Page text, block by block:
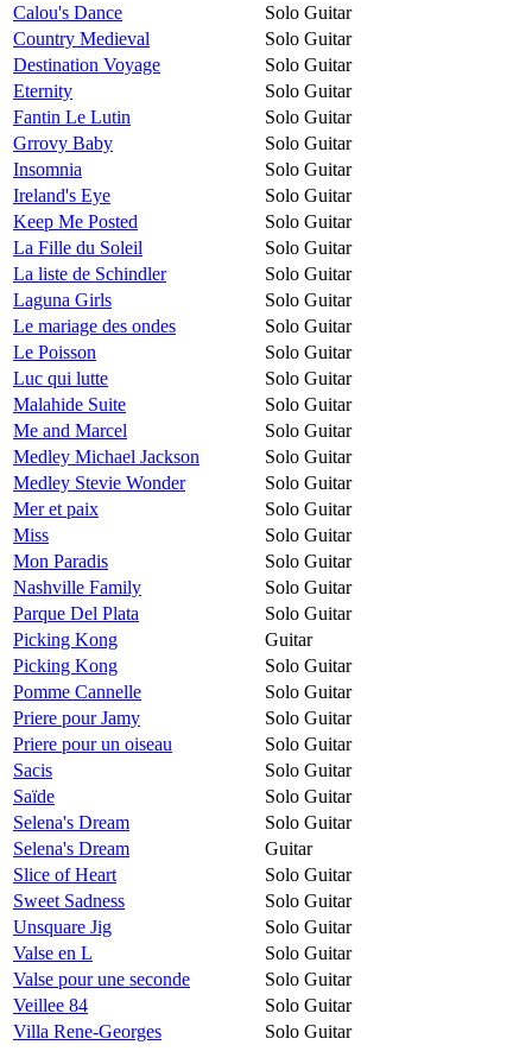
Calou's Dance
Solo Guitar
Country Medieval
Solo Guitar
Destination Voyage
Solo Guitar
Eternity
Solo Guitar
Fantin Le Lutin
Solo Guitar
Grrovy Baby
Solo Guitar
Insomnia
Solo Guitar
Ireland's Eye
Solo Guitar
Keep Me Posted
Solo Guitar
La Fille du Soleil
Solo Guitar
La liste de Schindler
Solo Guitar
Laguna Girls
Solo Guitar
Le mariage des ondes
Solo Guitar
Le Poisson
Solo Guitar
Luc qui lutte
Solo Guitar
Malahide Suite
Solo Guitar
Me and Marcel
Solo Guitar
Medley Michael Jackson
Solo Guitar
Medley Stevie Wonder
Solo Guitar
Mer et paix
Solo Guitar
Miss
Solo Guitar
Mon Paradis
Solo Guitar
Nashville Family
Solo Guitar
Parque Del Plata
Solo Guitar
Picking Kong
Guitar
Picking Kong
Solo Guitar
Pomme Cannelle
Solo Guitar
Priere pour Jamy
Solo Guitar
Priere pour un oiseau
Solo Guitar
Sacis
Solo Guitar
Saïde
Solo Guitar
Selena's Dream
Solo Guitar
Selena's Dream
Guitar
Slice of Heart
Solo Guitar
Sweet Sadness
Solo Guitar
Unsquare Jig
Solo Guitar
Valse en L
Solo Guitar
Valse pour une seconde
Solo Guitar
Veillee 84
Solo Guitar
Villa Rene-Georges
Solo Guitar